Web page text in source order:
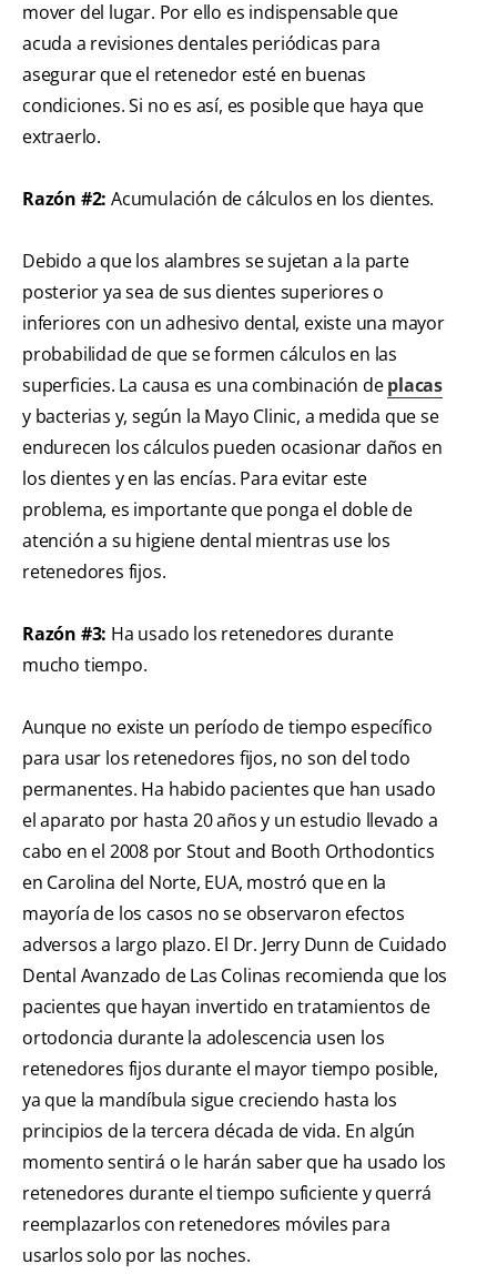
mover del lugar. Por ello es indispensable que
acuda a revisiones dentales periódicas para
asegurar que el retenedor esté en buenas
condiciones. Si no es así, es posible que haya que
extraerlo.
Razón #2: Acumulación de cálculos en los dientes.
Debido a que los alambres se sujetan a la parte
posterior ya sea de sus dientes superiores o
inferiores con un adhesivo dental, existe una mayor
probabilidad de que se formen cálculos en las
superficies. La causa es una combinación deplacas
y bacterias y, según la Mayo Clinic, a medida que se
endurecen los cálculos pueden ocasionar daños en
los dientes y en las encías. Para evitar este
problema, es importante que ponga el doble de
atención a su higiene dental mientras use los
retenedores fijos.
Razón #3: Ha usado los retenedores durante
mucho tiempo.
Aunque no existe un período de tiempo específico
para usar los retenedores fijos, no son del todo
permanentes. Ha habido pacientes que han usado
el aparato por hasta 20 años y un estudio llevado a
cabo en el 2008 por Stout and Booth Orthodontics
en Carolina del Norte, EUA, mostró que en la
mayoría de los casos no se observaron efectos
adversos a largo plazo. El Dr. Jerry Dunn de Cuidado
Dental Avanzado de Las Colinas recomienda que los
pacientes que hayan invertido en tratamientos de
ortodoncia durante la adolescencia usen los
retenedores fijos durante el mayor tiempo posible,
ya que la mandíbula sigue creciendo hasta los
principios de la tercera década de vida. En algún
momento sentirá o le harán saber que ha usado los
retenedores durante el tiempo suficiente y querrá
reemplazarlos con retenedores móviles para
usarlos solo por las noches.